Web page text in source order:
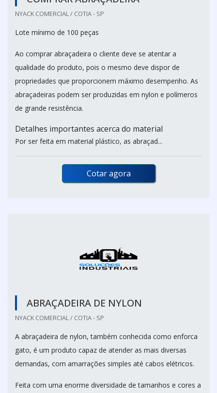
NYACK COMERCIAL / COTIA - SP
Lote mínimo de 100 peças
Ao comprar abraçadeira o cliente deve se atentar a
qualidade do produto, pois o mesmo deve dispor de
propriedades que proporcionem máximo desempenho. As
abraçadeiras podem ser produzidas em nylon e polímeros
de grande resistência.
Detalhes importantes acerca do material
Por ser feita em material plástico, as abraçad...
Cotar agora
ABRAÇADEIRA DE NYLON
NYACK COMERCIAL / COTIA - SP
A abraçadeira de nylon, também conhecida como enforca
gato, é um produto capaz de atender as mais diversas
demandas, com amarrações simples até cabos elétricos.
Feita com uma enorme diversidade de tamanhos e cores a